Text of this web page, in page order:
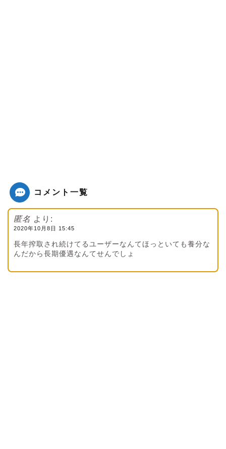
コメント一覧
匿名 より:
2020年10月8日 15:45
長年搾取され続けてるユーザーなんてほっといても養分な
んだから長期優遇なんてせんでしょ